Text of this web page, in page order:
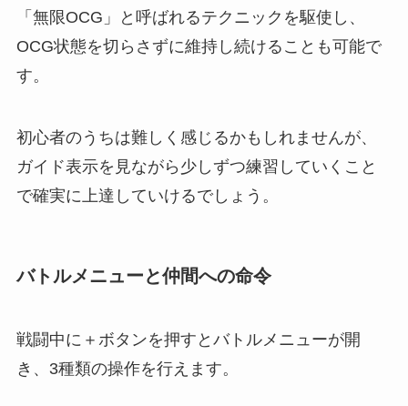
「無限OCG」と呼ばれるテクニックを駆使し、
OCG状態を切らさずに維持し続けることも可能で
す。
初心者のうちは難しく感じるかもしれませんが、
ガイド表示を見ながら少しずつ練習していくこと
で確実に上達していけるでしょう。
バトルメニューと仲間への命令
戦闘中に＋ボタンを押すとバトルメニューが開
き、3種類の操作を行えます。